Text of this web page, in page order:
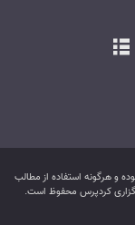
و هرگونه استفاده از مطالب
کردپرس محفوظ است.